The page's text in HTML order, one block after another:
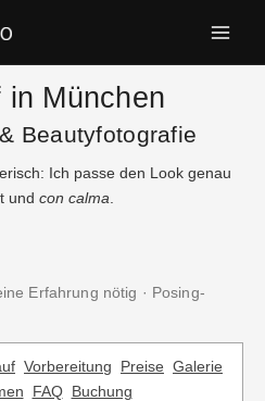
München
Beautyfotografie
Ich passe den Look genau
und con calma
Erfahrung nötig · Posing-
Vorbereitung Preise Galerie
FAQ Buchung